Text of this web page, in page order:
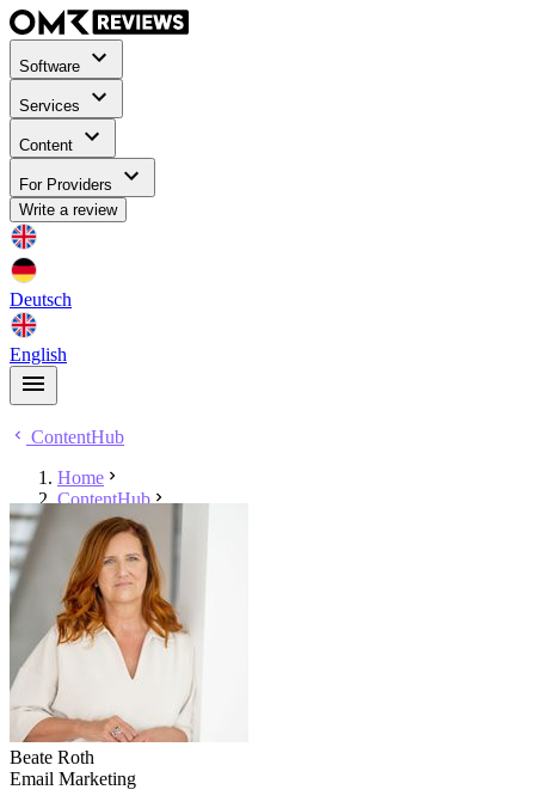
Software
Services
Content
For Providers
Write a review
Deutsch
English
ContentHub
Home
ContentHub
Beate Roth
Beate Roth
Email Marketing